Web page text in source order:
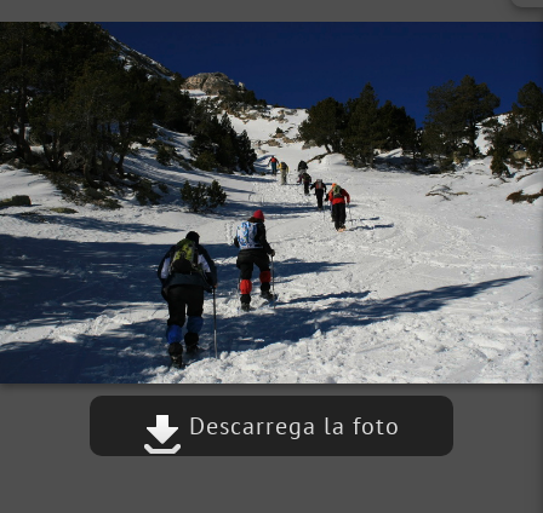
Descarrega la foto